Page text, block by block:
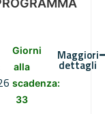
Giorni
alla
scadenza:
33
Maggiori
dettagli